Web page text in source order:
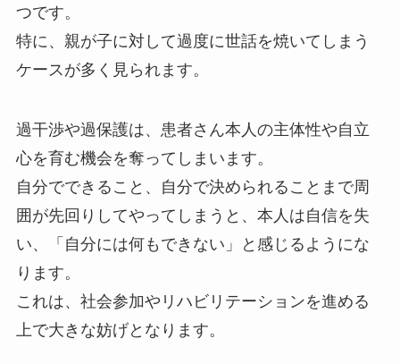
つです。
特に、親が子に対して過度に世話を焼いてしまう
ケースが多く見られます。
過干渉や過保護は、患者さん本人の主体性や自立
心を育む機会を奪ってしまいます。
自分でできること、自分で決められることまで周
囲が先回りしてやってしまうと、本人は自信を失
い、「自分には何もできない」と感じるようにな
ります。
これは、社会参加やリハビリテーションを進める
上で大きな妨げとなります。